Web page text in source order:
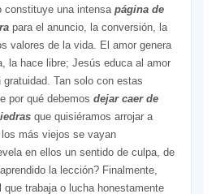
constituye una intensa página de
para el anuncio, la conversión, la
valores de la vida. El amor genera
la hace libre; Jesús educa al amor
Tan solo con estas
por qué debemos dejar caer de
que quisiéramos arrojar a
más viejos se vayan
en ellos un sentido de culpa, de
la lección? Finalmente,
que trabaja o lucha honestamente